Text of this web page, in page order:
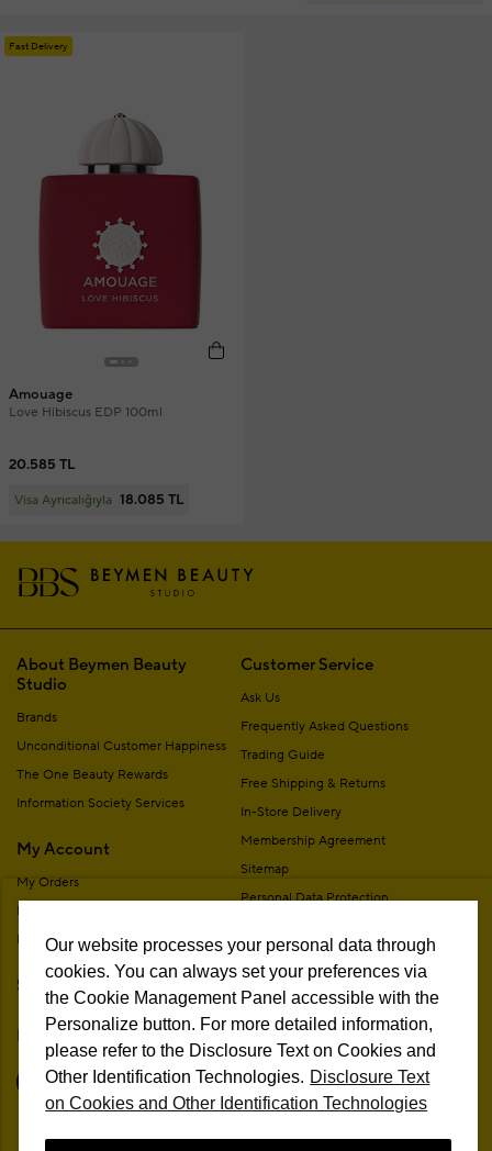
Fast Delivery
Amouage
Love Hibiscus EDP 100ml
20.585 TL
Visa Ayrıcalığıyla 18.085 TL
About Beymen Beauty
Studio
Brands
Unconditional Customer Happiness
The One Beauty Rewards
Information Society Services
My Account
My Orders
My Addresses
My Membership Information
Stores
Customer Service
Ask Us
Frequently Asked Questions
Trading Guide
Free Shipping & Returns
In-Store Delivery
Membership Agreement
Sitemap
Personal Data Protection
Campaign Terms
Remote Sale Agreement
Follow Us
Our website processes your personal data through
cookies. You can always set your preferences via
the Cookie Management Panel accessible with the
Personalize button. For more detailed information,
please refer to the Disclosure Text on Cookies and
Other Identification Technologies. Disclosure Text
on Cookies and Other Identification Technologies